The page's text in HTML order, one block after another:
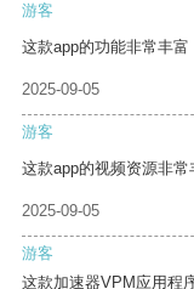
游客
这款app的功能非常丰富
2025-09-05
游客
这款app的视频资源非常
2025-09-05
游客
这款加速器VPM应用程